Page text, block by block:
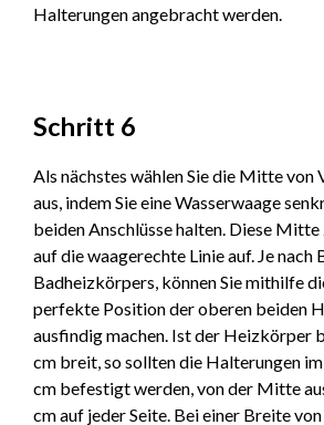
Halterungen angebracht werden.
Schritt 6
Als nächstes wählen Sie die Mitte von
aus, indem Sie eine Wasserwaage
beiden Anschlüsse halten. Diese Mitte
auf die waagerechte Linie auf. Je nach
Badheizkörpers, können Sie mithilfe
perfekte Position der oberen beiden
ausfindig machen. Ist der Heizkörper
cm breit, so sollten die Halterungen
cm befestigt werden, von der Mitte
cm auf jeder Seite. Bei einer Breite